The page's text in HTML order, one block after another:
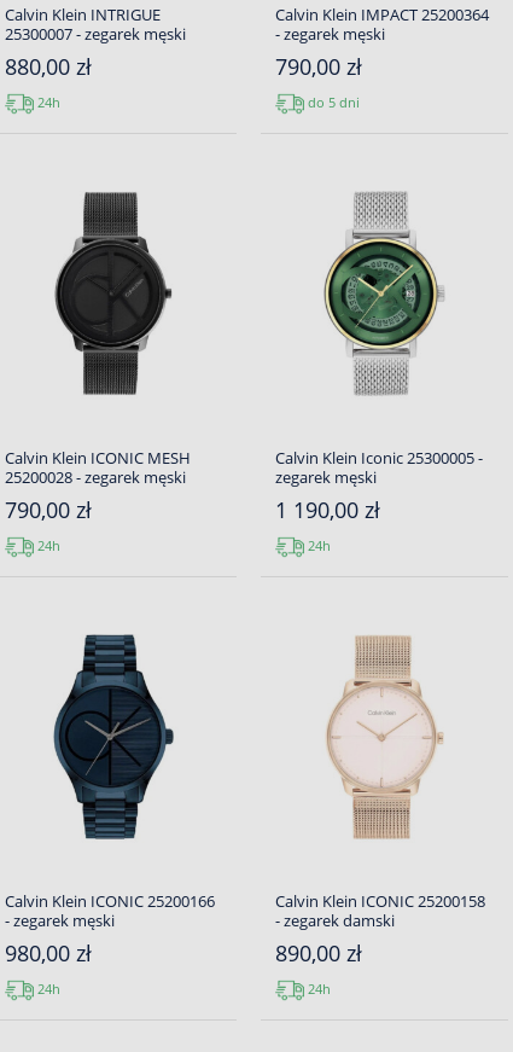
Calvin Klein INTRIGUE
25300007 - zegarek męski
880,00 zł
24h
Calvin Klein IMPACT 25200364
- zegarek męski
790,00 zł
do 5 dni
Calvin Klein ICONIC MESH
25200028 - zegarek męski
790,00 zł
24h
Calvin Klein Iconic 25300005 -
zegarek męski
1 190,00 zł
24h
Calvin Klein ICONIC 25200166
- zegarek męski
980,00 zł
24h
Calvin Klein ICONIC 25200158
- zegarek damski
890,00 zł
24h